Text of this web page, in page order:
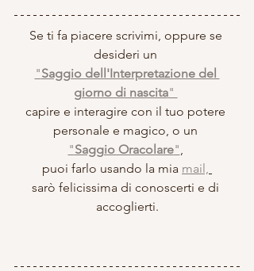
Se ti fa piacere scrivimi, oppure se
desideri un
"Saggio dell'Interpretazione del
giorno di nascita"
capire e interagire con il tuo potere
personale e magico, o un
"Saggio Oracolare"
puoi farlo usando la mia mail,
sarò felicissima di conoscerti e di
accoglierti.